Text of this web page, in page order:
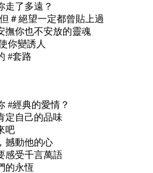
走了多遠？
＃絕望一定都曾貼上過
撫你也不安放的靈魂
你變誘人
#套路
#經典的愛情？
定自己的品味
吧
撼動他的心
感受千言萬語
的永恆